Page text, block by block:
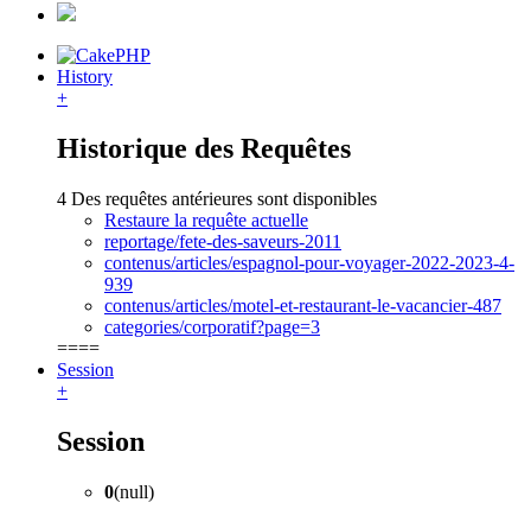
History
+
Historique des Requêtes
4 Des requêtes antérieures sont disponibles
Restaure la requête actuelle
reportage/fete-des-saveurs-2011
contenus/articles/espagnol-pour-voyager-2022-2023-4-
939
contenus/articles/motel-et-restaurant-le-vacancier-487
categories/corporatif?page=3
====
Session
+
Session
0(null)